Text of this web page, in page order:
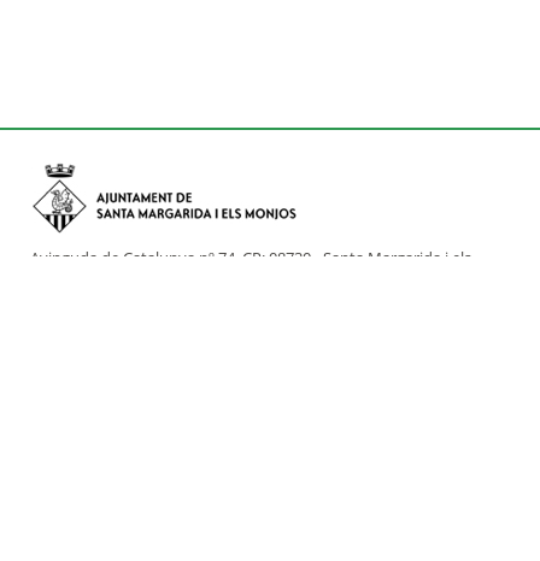
Avinguda de Catalunya nº 74, CP: 08730 - Santa Margarida i els